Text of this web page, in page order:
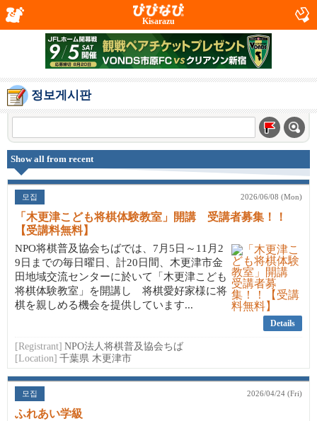
Kisarazu
정보게시판
Show all from recent
모집 2026/06/08 (Mon)
「木更津こども将棋体験教室」開講 受講者募集！！
【受講料無料】
NPO将棋普及協会ちばでは、7月5日～11月2
9日までの毎日曜日、計20日間、木更津市金
田地域交流センターに於いて「木更津こども
将棋体験教室」を開講し 将棋愛好家様に将
棋を親しめる機会を提供しています...
Details
[Registrant] NPO法人将棋普及協会ちば
[Location] 千葉県 木更津市
모집 2026/04/24 (Fri)
ふれあい学級